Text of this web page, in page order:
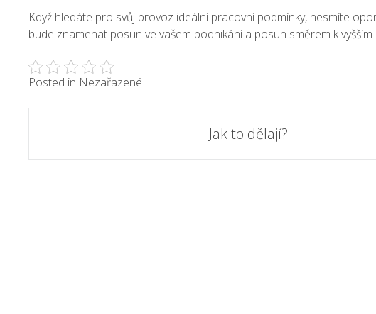
Když hledáte pro svůj provoz ideální pracovní podmínky, nesmíte
bude znamenat posun ve vašem podnikání a posun směrem k
Posted in Nezařazené
navigation
Jak to dělají?